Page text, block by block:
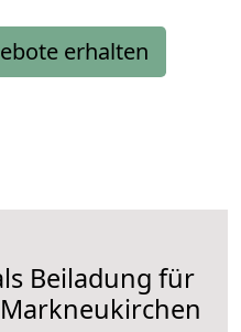
erhalten
Beiladung für